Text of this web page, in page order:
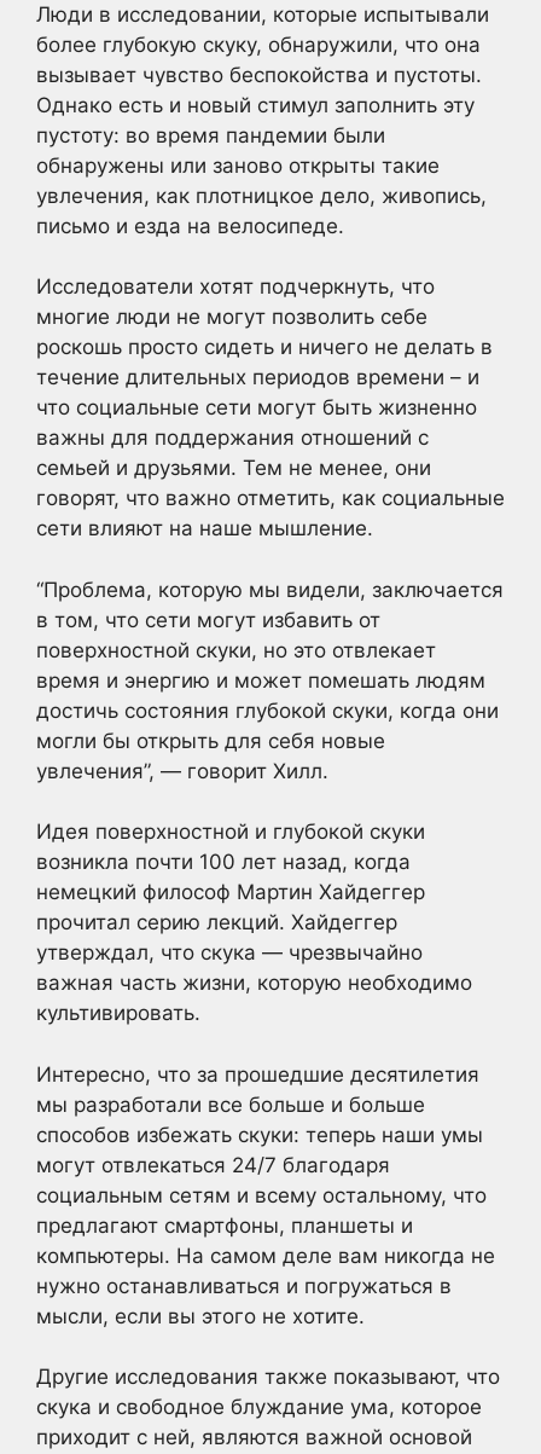
Люди в исследовании, которые испытывали
более глубокую скуку, обнаружили, что она
вызывает чувство беспокойства и пустоты.
Однако есть и новый стимул заполнить эту
пустоту: во время пандемии были
обнаружены или заново открыты такие
увлечения, как плотницкое дело, живопись,
письмо и езда на велосипеде.
Исследователи хотят подчеркнуть, что
многие люди не могут позволить себе
роскошь просто сидеть и ничего не делать в
течение длительных периодов времени – и
что социальные сети могут быть жизненно
важны для поддержания отношений с
семьей и друзьями. Тем не менее, они
говорят, что важно отметить, как социальные
сети влияют на наше мышление.
“Проблема, которую мы видели, заключается
в том, что сети могут избавить от
поверхностной скуки, но это отвлекает
время и энергию и может помешать людям
достичь состояния глубокой скуки, когда они
могли бы открыть для себя новые
увлечения”, — говорит Хилл.
Идея поверхностной и глубокой скуки
возникла почти 100 лет назад, когда
немецкий философ Мартин Хайдеггер
прочитал серию лекций. Хайдеггер
утверждал, что скука — чрезвычайно
важная часть жизни, которую необходимо
культивировать.
Интересно, что за прошедшие десятилетия
мы разработали все больше и больше
способов избежать скуки: теперь наши умы
могут отвлекаться 24/7 благодаря
социальным сетям и всему остальному, что
предлагают смартфоны, планшеты и
компьютеры. На самом деле вам никогда не
нужно останавливаться и погружаться в
мысли, если вы этого не хотите.
Другие исследования также показывают, что
скука и свободное блуждание ума, которое
приходит с ней, являются важной основой